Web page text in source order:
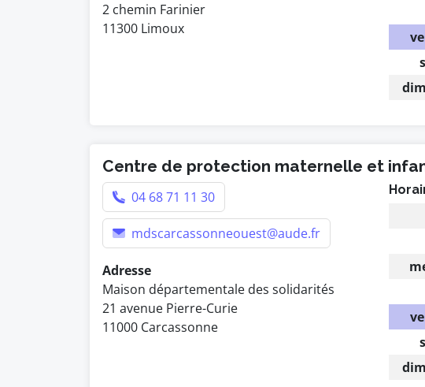
2 chemin Farinier
11300 Limoux
Centre de protection maternelle et
04 68 71 11 30
mdscarcassonneouest@aude.fr
Adresse
Maison départementale des solidarités
21 avenue Pierre-Curie
11000 Carcassonne